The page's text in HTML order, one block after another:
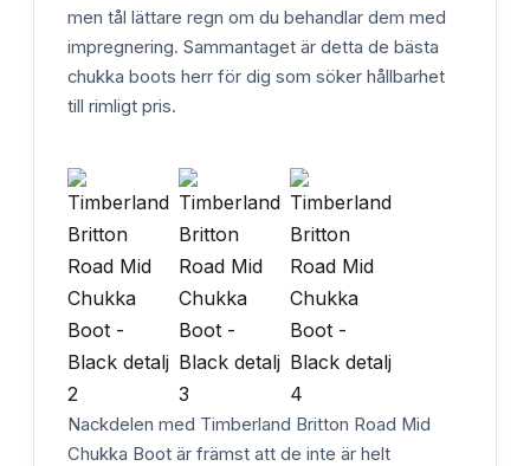
men tål lättare regn om du behandlar dem med
impregnering. Sammantaget är detta de bästa
chukka boots herr för dig som söker hållbarhet
till rimligt pris.
Nackdelen med Timberland Britton Road Mid
Chukka Boot är främst att de inte är helt